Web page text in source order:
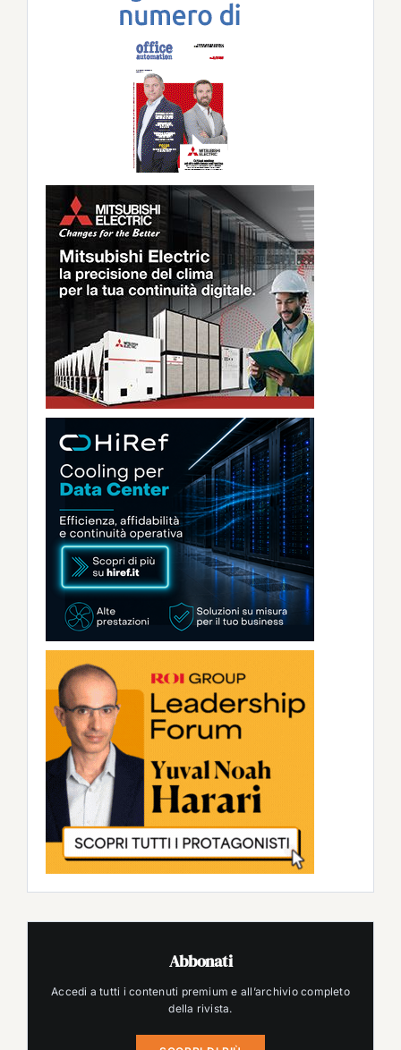
Abbonati
Accedi a tutti i contenuti premium e all’archivio completo
della rivista.